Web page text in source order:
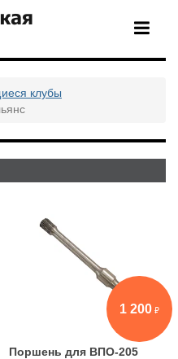
клубы
1 200
Поршень для ВПО-205